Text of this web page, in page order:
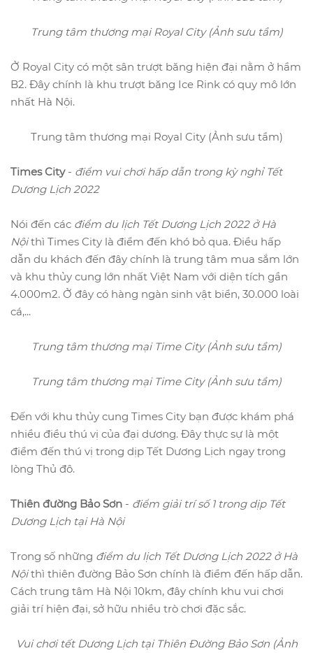
Trung tâm thương mại Royal City (Ảnh sưu tầm)
Ở Royal City có một sân trượt băng hiện đại nằm ở hầm
B2. Đây chính là khu trượt băng Ice Rink có quy mô lớn
nhất Hà Nội.
Trung tâm thương mại Royal City (Ảnh sưu tầm)
Times City- điểm vui chơi hấp dẫn trong kỳ nghỉ Tết
Dương Lịch 2022
Nói đến các điểm du lịch Tết Dương Lịch 2022 ở Hà
Nộithì Times City là điểm đến khó bỏ qua. Điều hấp
dẫn du khách đến đây chính là trung tâm mua sắm lớn
và khu thủy cung lớn nhất Việt Nam với diện tích gần
4.000m2. Ở đây có hàng ngàn sinh vật biển, 30.000 loài
cá,...
Trung tâm thương mại Time City (Ảnh sưu tầm)
Trung tâm thương mại Time City (Ảnh sưu tầm)
Đến với khu thủy cung Times City bạn được khám phá
nhiều điều thú vị của đại dương. Đây thực sự là một
điểm đến thú vị trong dịp Tết Dương Lịch ngay trong
lòng Thủ đô.
Thiên đường Bảo Sơn - điểm giải trí số 1 trong dịp Tết
Dương Lịch tại Hà Nội
Trong số những điểm du lịch Tết Dương Lịch 2022 ở Hà
Nộithì thiên đường Bảo Sơn chính là điểm đến hấp dẫn.
Cách trung tâm Hà Nội 10km, đây chính khu vui chơi
giải trí hiện đại, sở hữu nhiều trò chơi đặc sắc.
Vui chơi tết Dương Lịch tại Thiên Đường Bảo Sơn (Ảnh